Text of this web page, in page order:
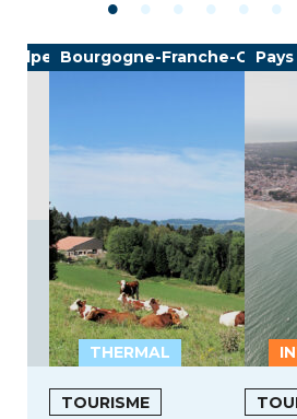
Alpes
THERMAL
Bourgogne-Franche-Comté
TOURISME